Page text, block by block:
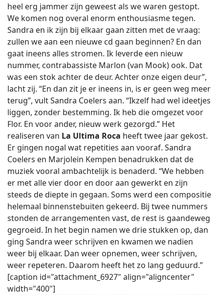
heel erg jammer zijn geweest als we waren gestopt.
We komen nog overal enorm enthousiasme tegen.
Sandra en ik zijn bij elkaar gaan zitten met de vraag:
zullen we aan een nieuwe cd gaan beginnen? En dan
gaat ineens alles stromen. Ik leverde een nieuw
nummer, contrabassiste Marlon (van Mook) ook. Dat
was een stok achter de deur. Achter onze eigen deur”,
lacht zij. “En dan zit je er ineens in, is er geen weg meer
terug”, vult Sandra Coelers aan. “Ikzelf had wel ideetjes
liggen, zonder bestemming. Ik heb die omgezet voor
Flor. En voor ander, nieuw werk gezorgd.” Het
realiseren van La Ultima Roca heeft twee jaar gekost.
Er gingen nogal wat repetities aan vooraf. Sandra
Coelers en Marjolein Kempen benadrukken dat de
muziek vooral ambachtelijk is benaderd. “We hebben
er met alle vier door en door aan gewerkt en zijn
steeds de diepte in gegaan. Soms werd een compositie
helemaal binnenstebuiten gekeerd. Bij twee nummers
stonden de arrangementen vast, de rest is gaandeweg
gegroeid. In het begin namen we drie stukken op, dan
ging Sandra weer schrijven en kwamen we nadien
weer bij elkaar. Dan weer opnemen, weer schrijven,
weer repeteren. Daarom heeft het zo lang geduurd.”
[caption id="attachment_6927" align="aligncenter"
width="400"]